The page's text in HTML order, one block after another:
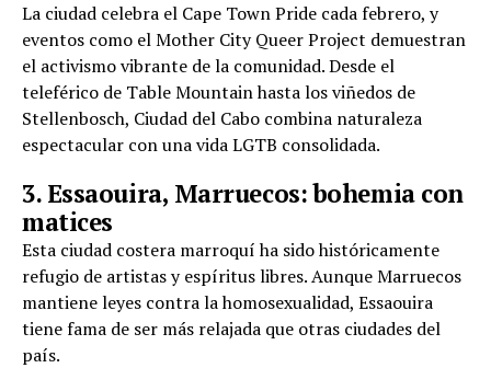
La ciudad celebra el Cape Town Pride cada febrero, y
eventos como el Mother City Queer Project demuestran
el activismo vibrante de la comunidad. Desde el
teleférico de Table Mountain hasta los viñedos de
Stellenbosch, Ciudad del Cabo combina naturaleza
espectacular con una vida LGTB consolidada.
3. Essaouira, Marruecos: bohemia con
matices
Esta ciudad costera marroquí ha sido históricamente
refugio de artistas y espíritus libres. Aunque Marruecos
mantiene leyes contra la homosexualidad, Essaouira
tiene fama de ser más relajada que otras ciudades del
país.